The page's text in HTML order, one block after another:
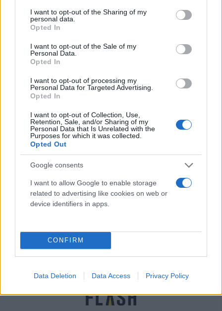
not limited to your visit or usage behaviour. You may click to
grant or deny consent to Google and its third-party tags to
use your data for below specified purposes in below Google
consent section.
I want to opt-out of the Sharing of my
personal data.
Opted In
I want to opt-out of the Sale of my
Personal Data.
Opted In
I want to opt-out of processing my
Personal Data for Targeted Advertising.
Opted In
I want to opt-out of Collection, Use,
Retention, Sale, and/or Sharing of my
Personal Data that Is Unrelated with the
Purposes for which it was collected.
Opted Out
Google consents
I want to allow Google to enable storage
related to advertising like cookies on web or
device identifiers in apps.
CONFIRM
Data Deletion Data Access Privacy Policy
απαιτούνται
Μητσοτάκης για αύξηση κατώτατου μισθού: «Θα
γίνουν κι άλλα βήματα» - Για «πολιτική απάτη
Μητσοτάκη» μιλά ο ΣΥΡΙΖΑ
Κομνηνού